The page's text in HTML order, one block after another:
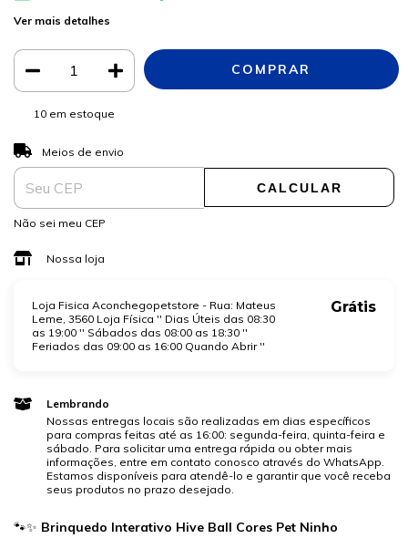
Ver mais detalhes
10em estoque
Entregas para o CEP:
Meios de envio
CALCULAR
Não sei meu CEP
Nossa loja
Loja Fisica Aconchegopetstore - Rua: Mateus
Leme, 3560 Loja Física '' Dias Úteis das 08:30
as 19:00 '' Sábados das 08:00 as 18:30 ''
Feriados das 09:00 as 16:00 Quando Abrir ''
Grátis
Lembrando
Nossas entregas locais são realizadas em dias específicos
para compras feitas até as 16:00: segunda-feira, quinta-feira e
sábado. Para solicitar uma entrega rápida ou obter mais
informações, entre em contato conosco através do WhatsApp.
Estamos disponíveis para atendê-lo e garantir que você receba
seus produtos no prazo desejado.
🐾✨ Brinquedo Interativo Hive Ball Cores Pet Ninho